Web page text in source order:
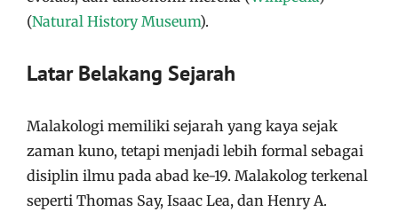
(Natural History Museum)​.
Latar Belakang Sejarah
Malakologi memiliki sejarah yang kaya sejak
zaman kuno, tetapi menjadi lebih formal sebagai
disiplin ilmu pada abad ke-19. Malakolog terkenal
seperti Thomas Say, Isaac Lea, dan Henry A.